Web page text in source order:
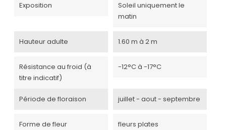
Exposition
Soleil uniquement le
matin
Hauteur adulte 1.60 m à 2 m
Résistance au froid (à
titre indicatif)
-12°C à -17°C
Période de floraison juillet - aout - septembre
Forme de fleur fleurs plates